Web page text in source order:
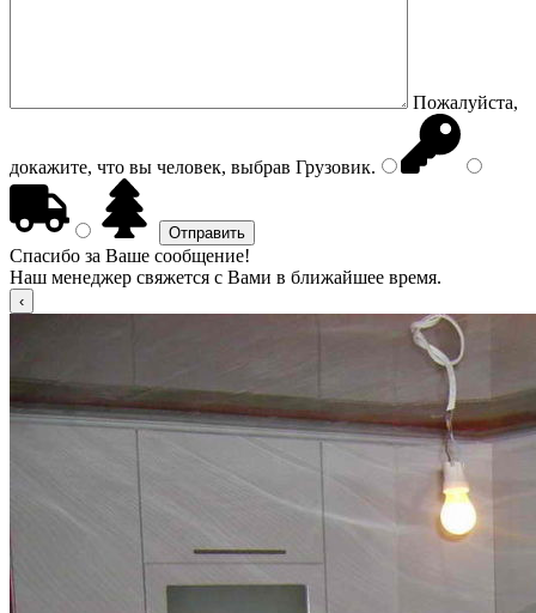
Пожалуйста,
докажите, что вы человек, выбрав Грузовик.
Спасибо за Ваше сообщение!
Наш менеджер свяжется с Вами в ближайшее время.